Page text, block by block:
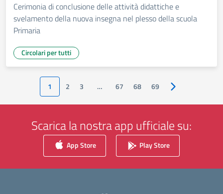
Cerimonia di conclusione delle attività didattiche e
svelamento della nuova insegna nel plesso della scuola
Primaria
Circolari per tutti
1 2 3 … 67 68 69 Pagina
Scarica la nostra app ufficiale su:
App Store Play Store